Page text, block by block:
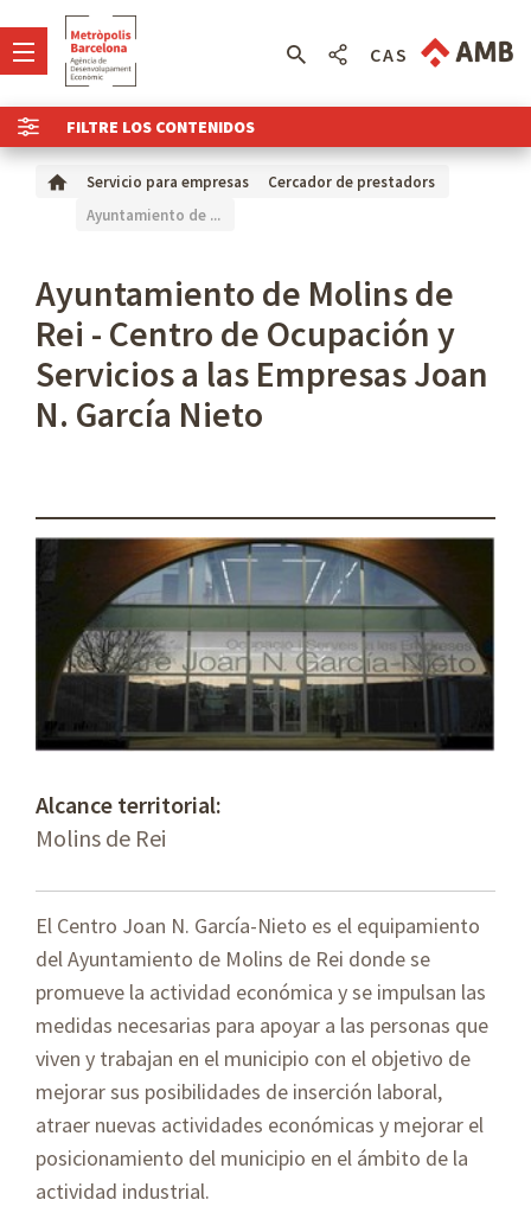
FILTRE LOS CONTENIDOS
CAS
Servicio para empresas
Cercador de prestadors
Ayuntamiento de ...
Ayuntamiento de Molins de
Rei - Centro de Ocupación y
Servicios a las Empresas Joan
N. García Nieto
Alcance territorial:
Molins de Rei
El Centro Joan N. García-Nieto es el equipamiento
del Ayuntamiento de Molins de Rei donde se
promueve la actividad económica y se impulsan las
medidas necesarias para apoyar a las personas que
viven y trabajan en el municipio con el objetivo de
mejorar sus posibilidades de inserción laboral,
atraer nuevas actividades económicas y mejorar el
posicionamiento del municipio en el ámbito de la
actividad industrial.